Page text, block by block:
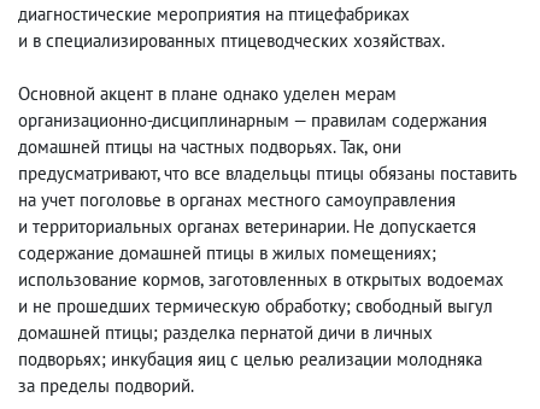
диагностические мероприятия на птицефабриках
и в специализированных птицеводческих хозяйствах.
Основной акцент в плане однако уделен мерам
организационно-дисциплинарным — правилам содержания
домашней птицы на частных подворьях. Так, они
предусматривают, что все владельцы птицы обязаны поставить
на учет поголовье в органах местного самоуправления
и территориальных органах ветеринарии. Не допускается
содержание домашней птицы в жилых помещениях;
использование кормов, заготовленных в открытых водоемах
и не прошедших термическую обработку; свободный выгул
домашней птицы; разделка пернатой дичи в личных
подворьях; инкубация яиц с целью реализации молодняка
за пределы подворий.